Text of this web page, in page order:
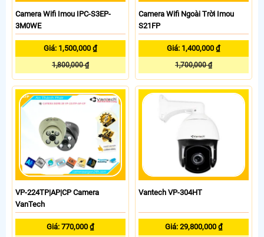
Camera Wifi Imou IPC-S3EP-
3M0WE
Giá: 1,500,000 ₫
1,800,000 ₫
Camera Wifi Ngoài Trời Imou
S21FP
Giá: 1,400,000 ₫
1,700,000 ₫
VP-224TP|AP|CP Camera
VanTech
Giá: 770,000 ₫
Vantech VP-304HT
Giá: 29,800,000 ₫